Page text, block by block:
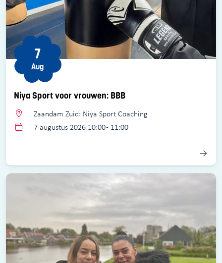
Niya Sport voor vrouwen: BBB
7
Aug
Zaandam Zuid: Niya Sport Coaching
7 augustus 2026 10:00 - 11:00